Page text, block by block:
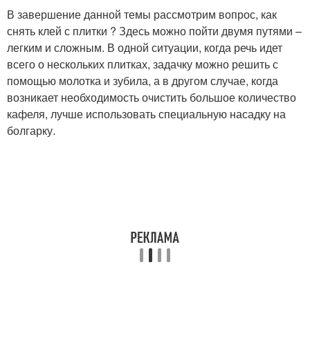
В завершение данной темы рассмотрим вопрос, как
снять клей с плитки ? Здесь можно пойти двумя путями –
легким и сложным. В одной ситуации, когда речь идет
всего о нескольких плитках, задачку можно решить с
помощью молотка и зубила, а в другом случае, когда
возникает необходимость очистить большое количество
кафеля, лучше использовать специальную насадку на
болгарку.